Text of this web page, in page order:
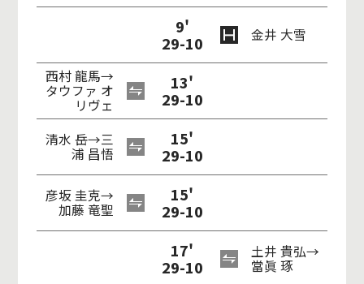
9'
29-10
金井 大雪
西村 龍馬→
タウファ オ
リヴェ
13'
29-10
清水 岳→三
浦 昌悟
15'
29-10
彦坂 圭克→
加藤 竜聖
15'
29-10
17'
29-10
土井 貴弘→
當眞 琢